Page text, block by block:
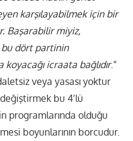
karşılayabilmek için bir
Başarabilir miyiz,
bu dört partinin
icraata bağlıdır.”
veya yasası yoktur
bu 4’lü
programlarında olduğu
boyunlarının borcudur.